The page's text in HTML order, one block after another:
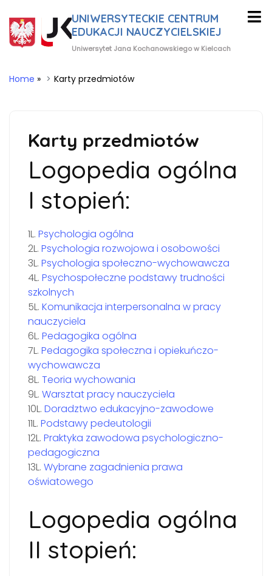
UNIWERSYTECKIE CENTRUM
EDUKACJI NAUCZYCIELSKIEJ
Uniwersytet Jana Kochanowskiego w Kielcach
Home » Karty przedmiotów
Karty przedmiotów
Logopedia ogólna
I stopień:
1L. Psychologia ogólna
2L. Psychologia rozwojowa i osobowości
3L. Psychologia społeczno-wychowawcza
4L. Psychospołeczne podstawy trudności
szkolnych
5L. Komunikacja interpersonalna w pracy
nauczyciela
6L. Pedagogika ogólna
7L. Pedagogika społeczna i opiekuńczo-
wychowawcza
8L. Teoria wychowania
9L. Warsztat pracy nauczyciela
10L. Doradztwo edukacyjno-zawodowe
11L. Podstawy pedeutologii
12L. Praktyka zawodowa psychologiczno-
pedagogiczna
13L. Wybrane zagadnienia prawa
oświatowego
Logopedia ogólna
II stopień: